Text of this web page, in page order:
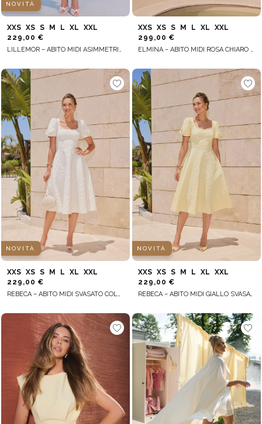
NOVITÀ
XXS XS S M L XL
XXL
229,00 €
LILLEMOR – ABITO MIDI ASIMMETRICO ROSA CIPRIA
XXS XS S M L XL
XXL
299,00 €
ELMINA – ABITO MIDI ROSA CHIARO CON ORLO ASIMMETRICO
NOVITÀ
XXS XS S M L XL
XXL
229,00 €
REBECA – ABITO MIDI SVASATO COLOR ÉCRU
NOVITÀ
XXS XS S M L XL
XXL
229,00 €
REBECA – ABITO MIDI GIALLO SVASATO